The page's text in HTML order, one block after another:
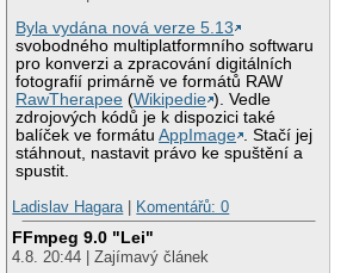
Byla vydána nová verze 5.13
svobodného multiplatformního softwaru
pro konverzi a zpracování digitálních
fotografií primárně ve formátů RAW
RawTherapee (Wikipedie ). Vedle
zdrojových kódů je k dispozici také
balíček ve formátuAppImage . Stačí jej
stáhnout, nastavit právo ke spuštění a
spustit.
Ladislav Hagara
Komentářů: 0
FFmpeg 9.0 "Lei"
4.8. 20:44 | Zajímavý článek